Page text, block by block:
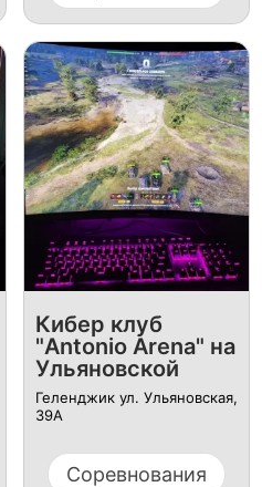
Кибер клуб
"Antonio Arena" на
Ульяновской
Геленджик ул. Ульяновская,
39А
Соревнования